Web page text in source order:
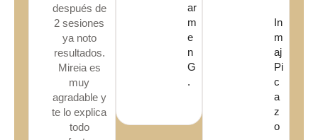
después de
2 sesiones
ya noto
resultados.
Mireia es
muy
agradable y
te lo explica
todo
ar
m
e
n
G
.
In
m
aj
Pi
c
a
z
o